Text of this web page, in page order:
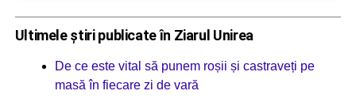
Ultimele știri publicate în Ziarul Unirea
De ce este vital să punem roșii și castraveți pe
masă în fiecare zi de vară